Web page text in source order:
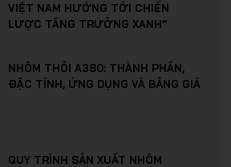
VIỆT NAM HƯỚNG TỚI CHIẾN
LƯỢC TĂNG TRƯỞNG XANH”
NHÔM THỎI A380: THÀNH PHẦN,
ĐẶC TÍNH, ỨNG DỤNG VÀ BẢNG GIÁ
QUY TRÌNH SẢN XUẤT NHÔM